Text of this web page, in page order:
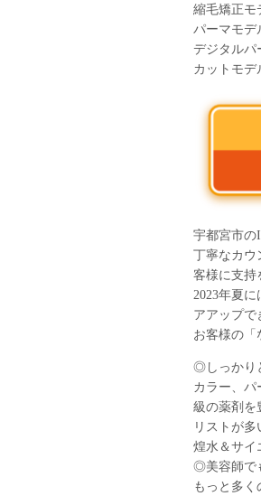
縮毛矯正モ
パーマモデ
デジタルパ
カットモデ
宇都宮市の
丁寧なカウ
客様に支持
2023年夏
アアップで
お客様の「
◎しっかり
カラー、パ
級の薬剤を
リストが
煌水＆サイ
◎美容師で
もっと多